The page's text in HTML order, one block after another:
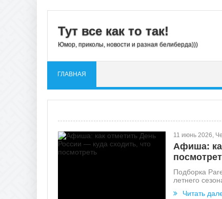
Тут все как то так!
Юмор, приколы, новости и разная белиберда)))
ГЛАВНАЯ
11 июнь 2026,
Афиша:
Подборка
летнего
Читать